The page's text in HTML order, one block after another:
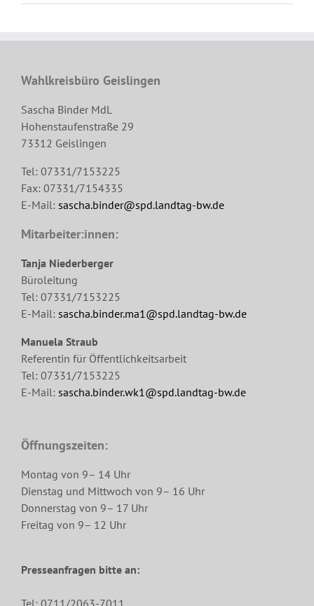
Wahlkreisbüro Geislingen
Sascha Binder MdL
Hohenstaufenstraße 29
73312 Geislingen
Tel: 07331/7153225
Fax: 07331/7154335
E-Mail: sascha.binder@spd.landtag-bw.de
Mitarbeiter:innen:
Tanja Niederberger
Büroleitung
Tel: 07331/7153225
E-Mail: sascha.binder.ma1@spd.landtag-bw.de
Manuela Straub
Referentin für Öffentlichkeitsarbeit
Tel: 07331/7153225
E-Mail: sascha.binder.wk1@spd.landtag-bw.de
Öffnungszeiten:
Montag von 9– 14 Uhr
Dienstag und Mittwoch von 9– 16 Uhr
Donnerstag von 9– 17 Uhr
Freitag von 9– 12 Uhr
Presseanfragen bitte an:
Tel: 0711/2063-7011